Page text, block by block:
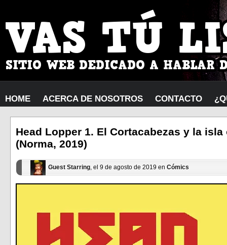
HOME ACERCA DE NOSOTROS CONTACTO
Head Lopper 1. El Cortacabezas y la
(Norma, 2019)
Guest Starring, el 9 de agosto de 2019 en Cómics